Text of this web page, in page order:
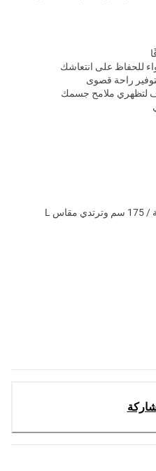
للحفاظ على انتعاشك
راحة قصوى
لتظهري ملامح جسمك